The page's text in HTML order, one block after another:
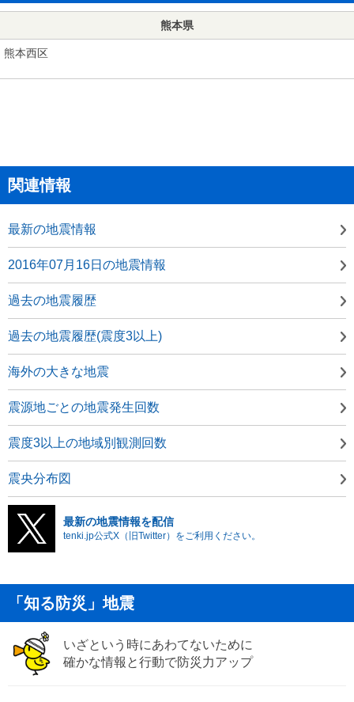
熊本県
熊本西区
関連情報
最新の地震情報
2016年07月16日の地震情報
過去の地震履歴
過去の地震履歴(震度3以上)
海外の大きな地震
震源地ごとの地震発生回数
震度3以上の地域別観測回数
震央分布図
最新の地震情報を配信
tenki.jp公式X（旧Twitter）をご利用ください。
「知る防災」地震
いざという時にあわてないために
確かな情報と行動で防災力アップ